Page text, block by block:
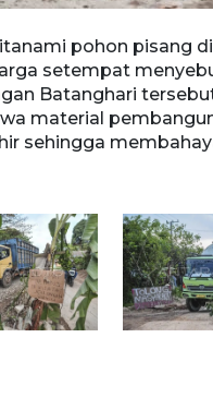
pohon pisang
setempat
Batanghari
material
sehingga